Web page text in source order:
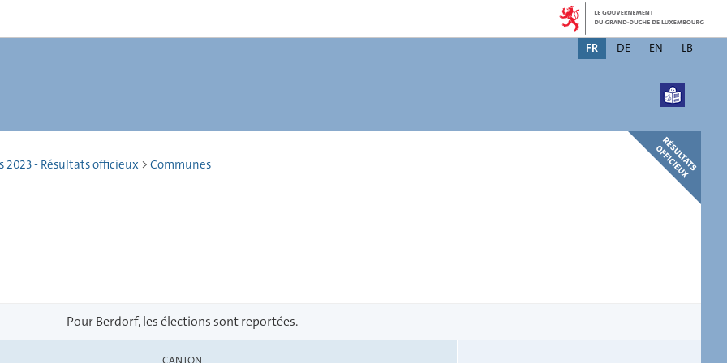
Changer
FR DE EN LB
2023 - Résultats officieux > Communes
Pour Berdorf, les élections sont reportées.
CANTON